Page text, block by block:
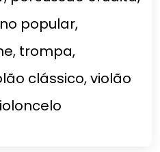
popular,
trompa,
clássico, violão